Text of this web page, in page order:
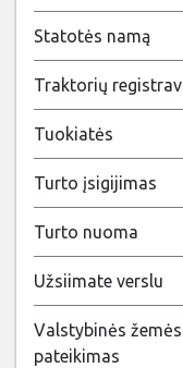
Statotės namą
Traktorių
Tuokiatės
Turto įsigijimas
Turto nuoma
Užsiimate verslu
Valstybinės
pateikimas